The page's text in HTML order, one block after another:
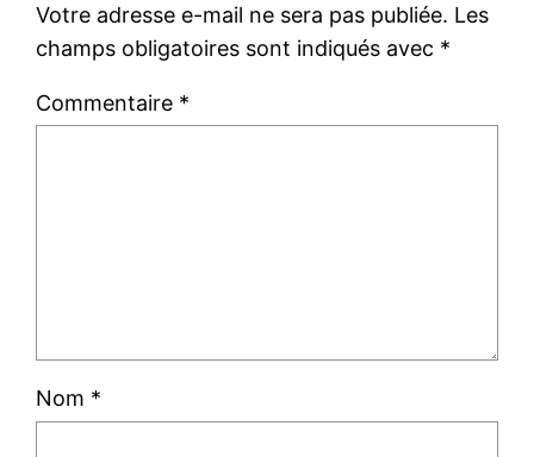
Votre adresse e-mail ne sera pas publiée. Les
champs obligatoires sont indiqués avec *
Commentaire *
Nom *